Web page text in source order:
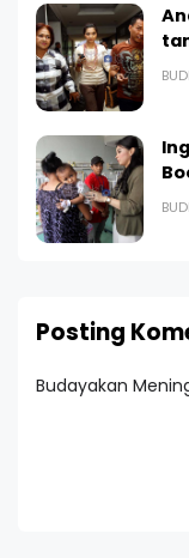
Posting
Budayakan